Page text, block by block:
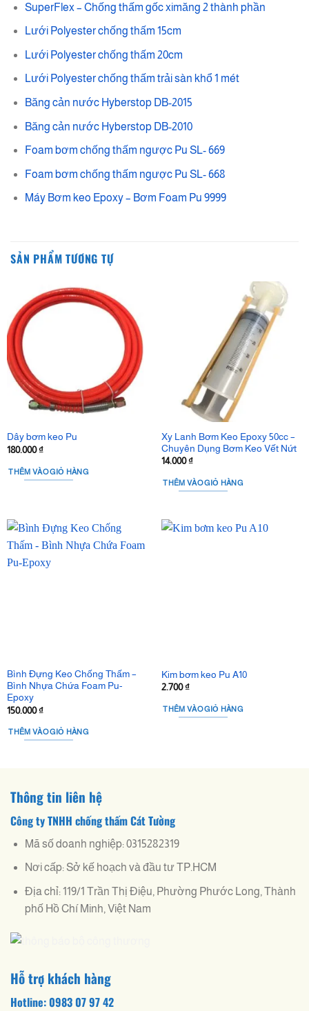
SuperFlex – Chống thấm gốc ximăng 2 thành phần
Lưới Polyester chống thấm 15cm
Lưới Polyester chống thấm 20cm
Lưới Polyester chống thấm trải sàn khổ 1 mét
Băng cản nước Hyberstop DB-2015
Băng cản nước Hyberstop DB-2010
Foam bơm chống thấm ngược Pu SL- 669
Foam bơm chống thấm ngược Pu SL- 668
Máy Bơm keo Epoxy – Bơm Foam Pu 9999
SẢN PHẨM TƯƠNG TỰ
Dây bơm keo Pu
180.000₫
THÊM VÀO GIỎ HÀNG
Xy Lanh Bơm Keo Epoxy 50cc –
Chuyên Dụng Bơm Keo Vết Nứt
14.000₫
THÊM VÀO GIỎ HÀNG
Bình Đựng Keo Chống Thấm –
Bình Nhựa Chứa Foam Pu-
Epoxy
150.000₫
THÊM VÀO GIỎ HÀNG
Kim bơm keo Pu A10
2.700₫
THÊM VÀO GIỎ HÀNG
Thông tin liên hệ
Công ty TNHH chống thấm Cát Tường
Mã số doanh nghiệp: 0315282319
Nơi cấp: Sở kế hoạch và đầu tư TP.HCM
Địa chỉ: 119/1 Trần Thị Điệu, Phường Phước Long, Thành
phố Hồ Chí Minh, Việt Nam
Hỗ trợ khách hàng
Hotline: 0983 07 97 42